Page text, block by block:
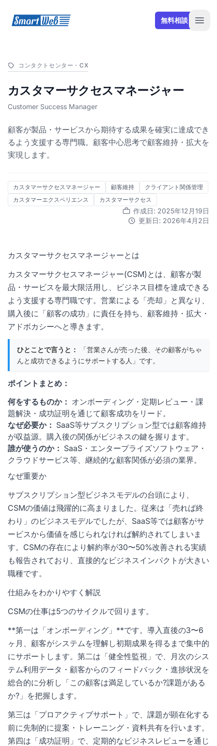
SmartWeb 無料相談
コンタクトセンター・CX
カスタマーサクセスマネージャー
Customer Success Manager
顧客が製品・サービスから期待する成果を確実に達成でき
るよう支援する専門職。顧客中心思考で顧客維持・拡大を
実現します。
カスタマーサクセスマネージャー 顧客維持
クライアント関係管理
カスタマーエクスペリエンス
カスタマーサクセス
作成日: 2025年12月19日
更新日: 2026年4月2日
カスタマーサクセスマネージャーとは
カスタマーサクセスマネージャー(CSM)とは、顧客が製
品・サービスを最大限活用し、ビジネス目標を達成できる
よう支援する専門職です。営業による「売却」と異なり、
購入後に「顧客の成功」に責任を持ち、顧客維持・拡大・
アドボカシーへと導きます。
ひとことで言うと：
「営業さんが売った後、その顧客がちゃ
んと成功できるようにサポートする人」です。
ポイントまとめ：
何をするものか： オンボーディング・定期レビュー・課
題解決・成功証明を通じて顧客成功をリード。
なぜ必要か： SaaS等サブスクリプション型では顧客維持
が収益源。購入後の関係がビジネスの鍵を握ります。
誰が使うのか： SaaS・エンタープライズソフトウェア・
クラウドサービス等、継続的な顧客関係が必須の業界。
なぜ重要か
サブスクリプション型ビジネスモデルの台頭により、
CSMの価値は飛躍的に高まりました。従来は「売れば終
わり」のビジネスモデルでしたが、SaaS等では顧客がサ
ービスから価値を感じられなければ解約されてしまいま
す。CSMの存在により解約率が30〜50%改善される実績
も報告されており、直接的なビジネスインパクトが大きい
職種です。
仕組みをわかりやすく解説
CSMの仕事は5つのサイクルで回ります。
**第一は「オンボーディング」**です。導入直後の3〜6
ヶ月、顧客がシステムを理解し初期成果を得るまで集中的
にサポートします。第二は「健全性監視」で、月次のシス
テム利用データ・顧客からのフィードバック・進捗状況を
総合的に分析し「この顧客は満足しているか?課題がある
か?」を把握します。
第三は「プロアクティブサポート」で、課題が顕在化する
前に先制的に提案・トレーニング・資料共有を行います。
第四は「成功証明」で、定期的なビジネスレビューを通じ